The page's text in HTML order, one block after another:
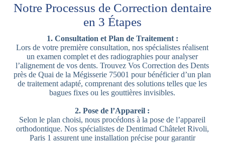
Notre Processus de Correction dentaire
en 3 Étapes
1. Consultation et Plan de Traitement :
Lors de votre première consultation, nos spécialistes réalisent
un examen complet et des radiographies pour analyser
l’alignement de vos dents. Trouvez Vos Correction des Dents
près de Quai de la Mégisserie 75001 pour bénéficier d’un plan
de traitement adapté, comprenant des solutions telles que les
bagues fixes ou les gouttières invisibles.
2. Pose de l’Appareil :
Selon le plan choisi, nous procédons à la pose de l’appareil
orthodontique. Nos spécialistes de Dentimad Châtelet Rivoli,
Paris 1 assurent une installation précise pour garantir